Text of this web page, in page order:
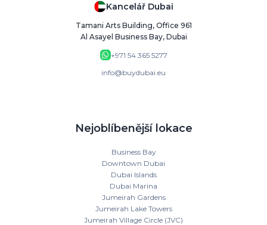
Kancelář Dubai
Tamani Arts Building, Office 961
Al Asayel Business Bay, Dubai
+971 54 365 5277
info@buydubai.eu
Nejoblíbenější lokace
Business Bay
Downtown Dubai
Dubai Islands
Dubai Marina
Jumeirah Gardens
Jumeirah Lake Towers
Jumeirah Village Circle (JVC)